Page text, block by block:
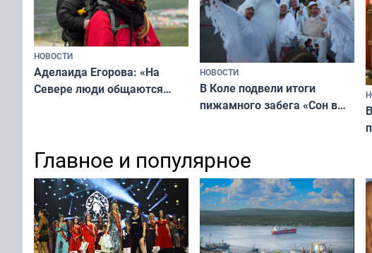
НОВОСТИ
Аделаида Егорова: «На
Севере люди общаются
НОВОСТИ
В Коле подвели итоги
пижамного забега «Сон в
Главное и популярное